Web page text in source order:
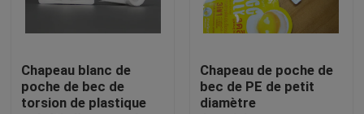
Visite de l'usine
Chapeau blanc de
poche de bec de
torsion de plastique
Chapeau de poche de
bec de PE de petit
diamètre